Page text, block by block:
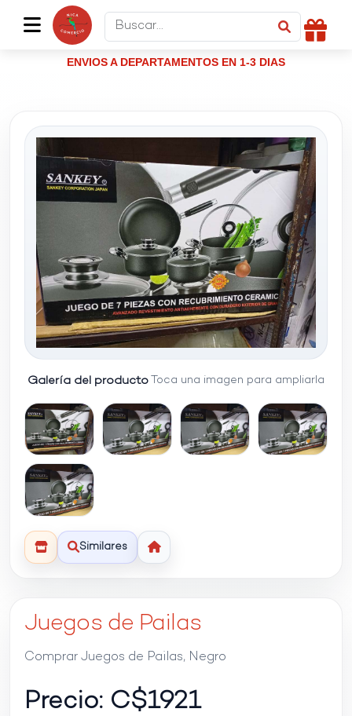
ENVIOS A DEPARTAMENTOS EN 1-3 DIAS
Galería del producto Toca una imagen para ampliarla
Similares
Juegos de Pailas
Comprar Juegos de Pailas, Negro
Precio: C$1921